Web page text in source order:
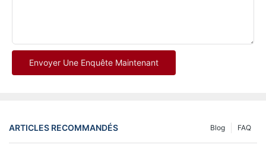
Envoyer Une Enquête Maintenant
ARTICLES RECOMMANDÉS FAQ
Blog